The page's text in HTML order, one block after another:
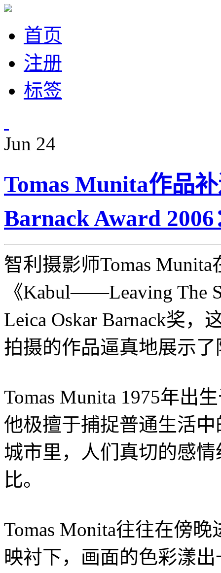
首页
注册
标签
Jun 24
Tomas Munita作品
Barnack Award
智利摄影师Tomas
《Kabul——Leaving The
Leica Oskar Barnack奖，
拍摄的作品逼真地展示
Tomas Munita 1975年出
他极擅于捕捉普通生活
城市里，人们真切的感
比。
Tomas Monita往往在傍
映衬下，画面的色彩漾